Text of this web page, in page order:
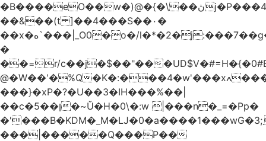
�B����eO��w�)@�{�\��ڽj�P���4$%��ܑ
��&��(t ]��4���S��٠�
͏��x�ه`���|_O0�o�/l�*�2�j:���7��g�/
�
��=r/c��j�$��"��
@�W��'�%Q�K�:���4�w'���xߍ����r����PV��$�5�������mIz��}d���+h"SWq�w�d�w�Zas(H����qR��g�g��XNS&��9�5�Oȩ�O�
���}�xP�?�U��3�IH���%��|
��c�5��ן�~Ŭ�H�0\�:w |���n�_=�Pp�
�'���B�KDM�_M�Ǉ�0�a����1���wG�3;܂��%M�B�FV������`$)%�x|
���|�����Q���P��